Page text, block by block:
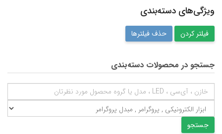
ویژگی‌های دسته‌بندی
حذف فیلترها
جستجو در محصولات دسته‌بندی